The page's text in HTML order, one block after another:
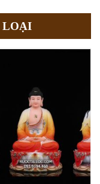
LOẠI